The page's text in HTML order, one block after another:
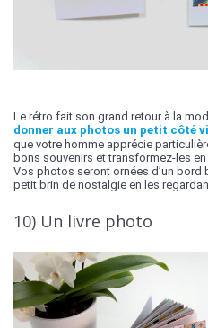
Le rétro fait son grand retour à la
donner aux photos un petit côté
que votre homme apprécie
bons souvenirs et transformez-les
Vos photos seront ornées d’un bord
petit brin de nostalgie en les
10) Un livre photo